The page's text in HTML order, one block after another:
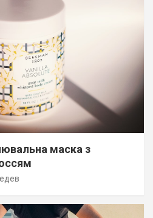
маска з